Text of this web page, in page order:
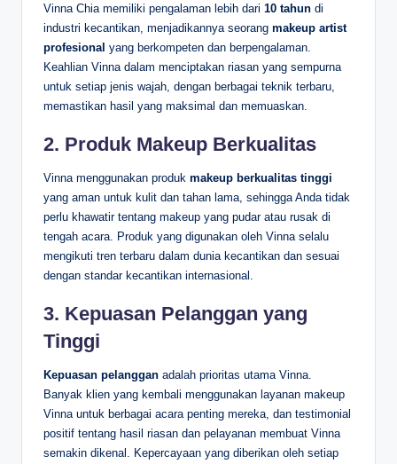
Vinna Chia memiliki pengalaman lebih dari 10 tahun di
industri kecantikan, menjadikannya seorang makeup artist
profesional yang berkompeten dan berpengalaman.
Keahlian Vinna dalam menciptakan riasan yang sempurna
untuk setiap jenis wajah, dengan berbagai teknik terbaru,
memastikan hasil yang maksimal dan memuaskan.
2. Produk Makeup Berkualitas
Vinna menggunakan produk makeup berkualitas tinggi
yang aman untuk kulit dan tahan lama, sehingga Anda tidak
perlu khawatir tentang makeup yang pudar atau rusak di
tengah acara. Produk yang digunakan oleh Vinna selalu
mengikuti tren terbaru dalam dunia kecantikan dan sesuai
dengan standar kecantikan internasional.
3. Kepuasan Pelanggan yang
Tinggi
Kepuasan pelanggan adalah prioritas utama Vinna.
Banyak klien yang kembali menggunakan layanan makeup
Vinna untuk berbagai acara penting mereka, dan testimonial
positif tentang hasil riasan dan pelayanan membuat Vinna
semakin dikenal. Kepercayaan yang diberikan oleh setiap